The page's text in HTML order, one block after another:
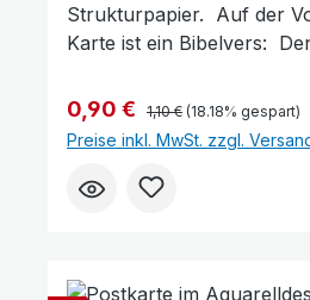
Strukturpapier. Auf der
Karte ist ein Bibelvers:
behüten auf allen deinen
Gott beschützt dich
Verkaufspreis:
0,90 € Regulärer Preis:
1,10 € (18.18% gespart)
Preise inkl. MwSt. zzgl.